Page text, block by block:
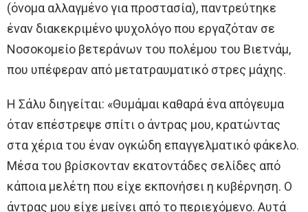
(όνομα αλλαγμένο για προστασία), παντρεύτηκε
έναν διακεκριμένο ψυχολόγο που εργαζόταν σε
Νοσοκομείο βετεράνων του πολέμου του Βιετνάμ,
που υπέφεραν από μετατραυματικό στρες μάχης.
Η Σάλυ διηγείται: «Θυμάμαι καθαρά ένα απόγευμα
όταν επέστρεψε σπίτι ο άντρας μου, κρατώντας
στα χέρια του έναν ογκώδη επαγγελματικό φάκελο.
Μέσα του βρίσκονταν εκατοντάδες σελίδες από
κάποια μελέτη που είχε εκπονήσει η κυβέρνηση. Ο
άντρας μου είχε μείνει από το περιεχόμενο. Αυτά